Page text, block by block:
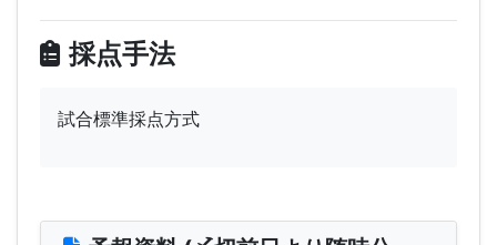
採点手法
試合標準採点方式